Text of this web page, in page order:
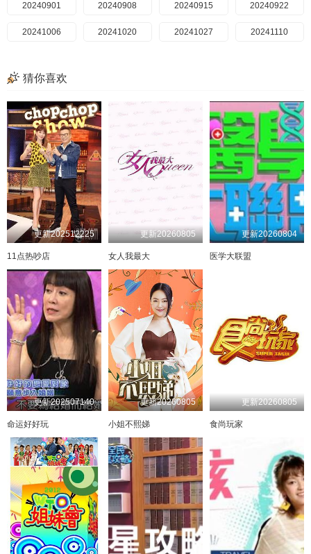
20251012 20251019 20251026 20251102
20251109 20251123 20251130 20251207
20260208
20260322 20260329 20260405 20260412
20260419 20260426 20260503 20260510
20260517 20260524 20260531 20260607
20260614 20260621 20260628 20260712
20260719
20240901 20240908 20240915 20240922
20241006 20241020 20241027 20241110
20241222
20250126 20250202 20250209 20250216
20250223 20250302 20250309 20250316
20250323 20250406 20250420 20250504
20250511 20250518 20250601 20250608
20250615 20250629 20250713 20250720
20250727 20250803 20250810 20250817
20250831 20250907 20250914
20250928 20251005 20251012
20251026 20251102 20251109 20251116
20251123 20251130 20251207 20251221
20251228 20260118 20260125
20260208 20260215 20260308 20260315
20260322 20260329 20260405
20260426 20260503 20260510 20260517
20260524 20260531 20260607 20260614
20260621 20260628 20260712 20260719
猜你喜欢
更新202512225
11点热吵店
更新20260805
女人我最大
更新20260804
医学大联盟
更新202507140
命运好好玩
更新20260805
小姐不熙娣
更新20260805
食尚玩家